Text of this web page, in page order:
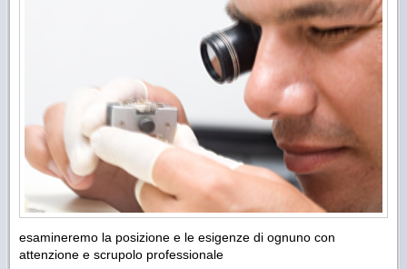
esamineremo la posizione e le esigenze di ognuno con
attenzione e scrupolo professionale